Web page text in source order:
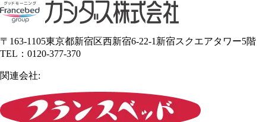
〒163-1105東京都新宿区西新宿6-22-1新宿スクエアタワー5階
TEL：0120-377-370
関連会社: